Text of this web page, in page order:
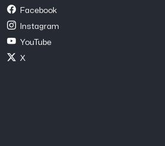
Facebook
Instagram
YouTube
X